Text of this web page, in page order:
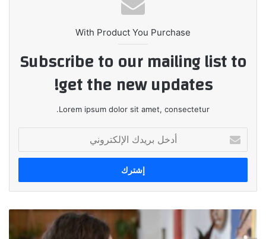
With Product You Purchase
Subscribe to our mailing list to
get the new updates!
Lorem ipsum dolor sit amet, consectetur.
بريدك
الإلكتروني
سوني
تعلن